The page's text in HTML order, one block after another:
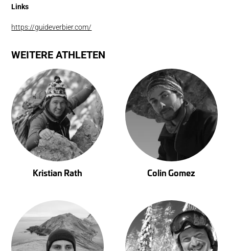
Links
https://guideverbier.com/
WEITERE ATHLETEN
Kristian Rath Colin Gomez